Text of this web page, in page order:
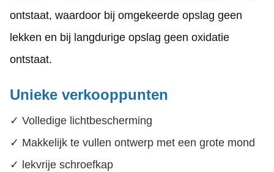
ontstaat, waardoor bij omgekeerde opslag geen
lekken en bij langdurige opslag geen oxidatie
ontstaat.
Unieke verkooppunten
✓ Volledige lichtbescherming
✓ Makkelijk te vullen ontwerp met een grote mond
✓ lekvrije schroefkap